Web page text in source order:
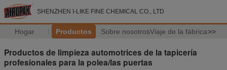
SHENZHEN I-LIKE FINE CHEMICAL CO., LTD
Hogar Productos Sobre nosotrosViaje de la fábrica>>
Productos de limpieza automotrices de la tapicería
profesionales para la polea/las puertas